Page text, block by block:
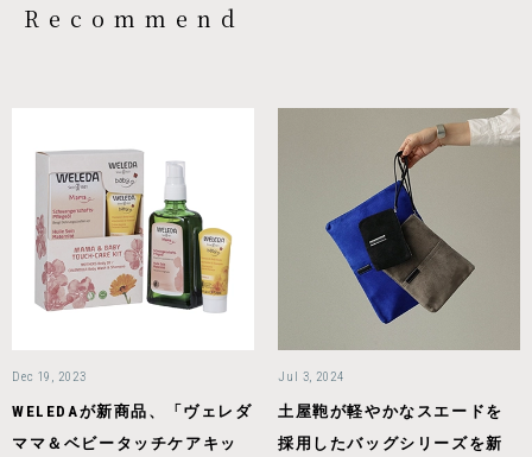
Recommend
Dec 19, 2023
WELEDAが新商品、「ヴェレダ
ママ＆ベビータッチケアキッ
Jul 3, 2024
土屋鞄が軽やかなスエードを
採用したバッグシリーズを新